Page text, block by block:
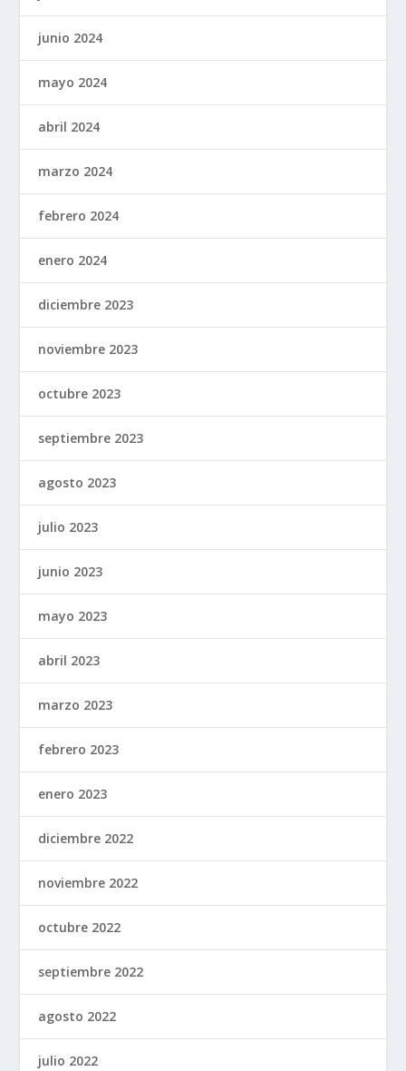
junio 2024
mayo 2024
abril 2024
marzo 2024
febrero 2024
enero 2024
diciembre 2023
noviembre 2023
octubre 2023
septiembre 2023
agosto 2023
julio 2023
junio 2023
mayo 2023
abril 2023
marzo 2023
febrero 2023
enero 2023
diciembre 2022
noviembre 2022
octubre 2022
septiembre 2022
agosto 2022
julio 2022